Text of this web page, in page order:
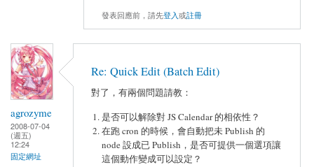
發表回應前，請先登入或註冊
agrozyme
2008-07-04
(週五)
12:24
固定網址
Re: Quick Edit (Batch Edit)
對了，有兩個問題請教：
是否可以解除對 JS Calendar 的相依性？
在跑 cron 的時候，會自動把未 Publish 的
node 設成已 Publish，是否可提供一個選項讓
這個動作變成可以設定？